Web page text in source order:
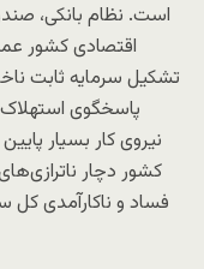
است. نظام بانکی،
اقتصادی کشور
تشکیل سرمایه ثابت
پاسخگوی
نیروی کار بسیار
کشور دچار
فساد و ناکارآمدی